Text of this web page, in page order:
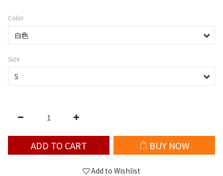
Color
Size
ADD TO CART BUY NOW
Add to Wishlist